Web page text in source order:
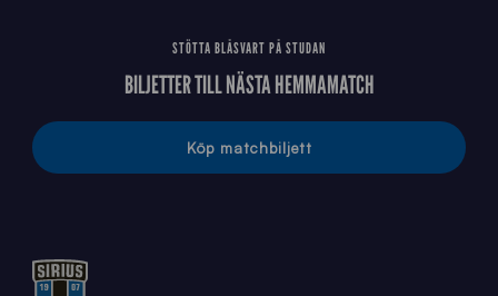
STÖTTA BLÅSVART PÅ STUDAN
BILJETTER TILL NÄSTA HEMMAMATCH
Köp matchbiljett